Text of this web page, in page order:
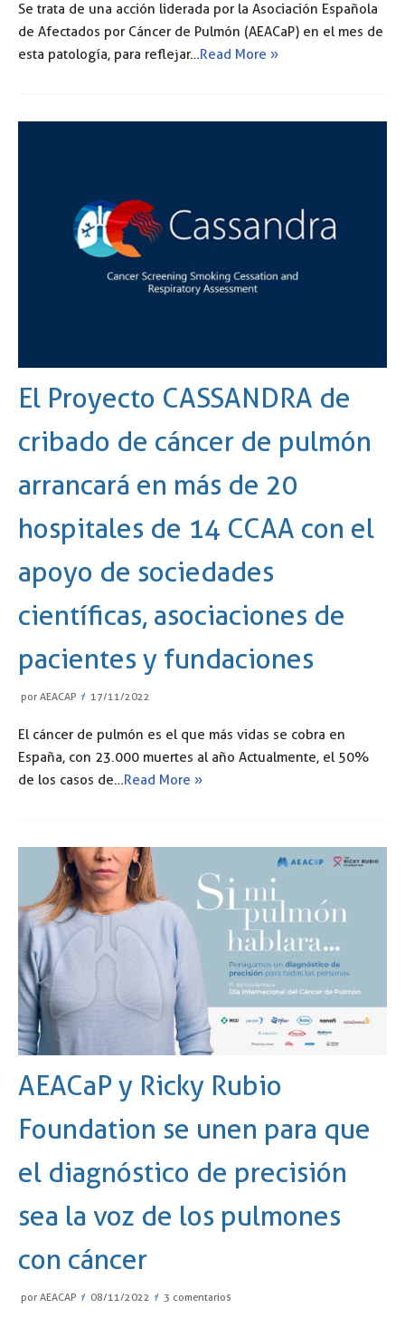
Se trata de una acción liderada por la Asociación Española
de Afectados por Cáncer de Pulmón (AEACaP) en el mes de
esta patología, para reflejar…Read More »
El Proyecto CASSANDRA de
cribado de cáncer de pulmón
arrancará en más de 20
hospitales de 14 CCAA con el
apoyo de sociedades
científicas, asociaciones de
pacientes y fundaciones
por AEACAP 17/11/2022
El cáncer de pulmón es el que más vidas se cobra en
España, con 23.000 muertes al año Actualmente, el 50%
de los casos de…Read More »
AEACaP y Ricky Rubio
Foundation se unen para que
el diagnóstico de precisión
sea la voz de los pulmones
con cáncer
por AEACAP 08/11/2022 3 comentarios